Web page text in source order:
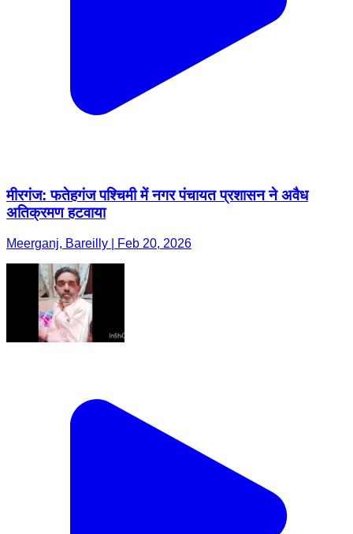
मीरगंज: फतेहगंज पश्चिमी में नगर पंचायत प्रशासन ने अवैध
अतिक्रमण हटवाया
Meerganj, Bareilly | Feb 20, 2026